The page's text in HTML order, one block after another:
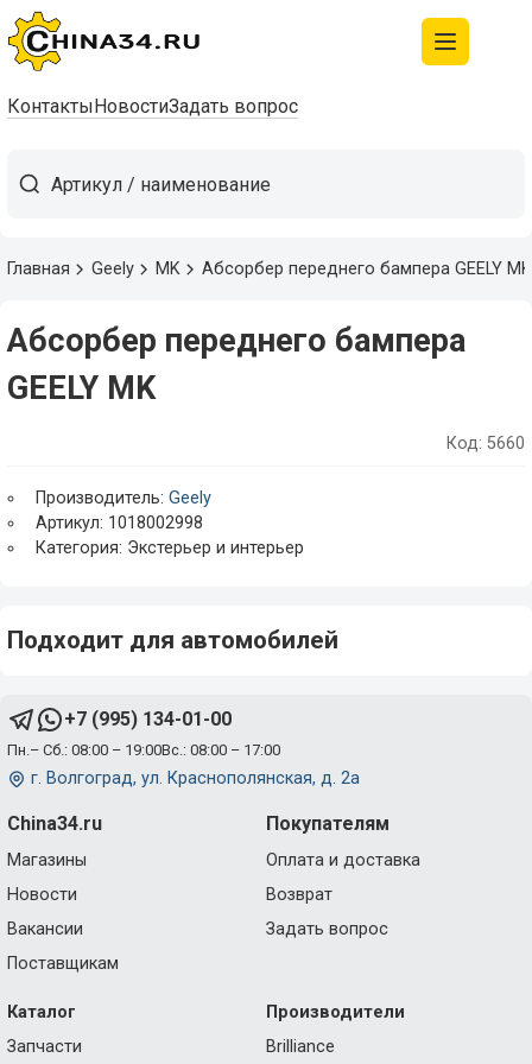
КонтактыНовостиЗадать вопрос
Главная Geely MK Абсорбер переднего бампера GEELY MK
Абсорбер переднего бампера
GEELY MK
Код: 5660
Производитель: Geely
Артикул: 1018002998
Категория: Экстерьер и интерьер
Подходит для автомобилей
+7 (995) 134-01-00
Пн.– Сб.: 08:00 – 19:00Вс.: 08:00 – 17:00
г. Волгоград, ул. Краснополянская, д. 2а
China34.ru
Магазины
Новости
Вакансии
Поставщикам
Покупателям
Оплата и доставка
Возврат
Задать вопрос
Каталог
Запчасти
Производители
Brilliance